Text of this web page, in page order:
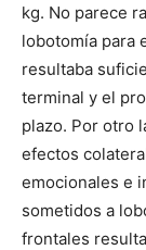
kg. No parece
lobotomía para
resultaba
terminal y el
plazo. Por otro
efectos
emocionales e
sometidos a
frontales